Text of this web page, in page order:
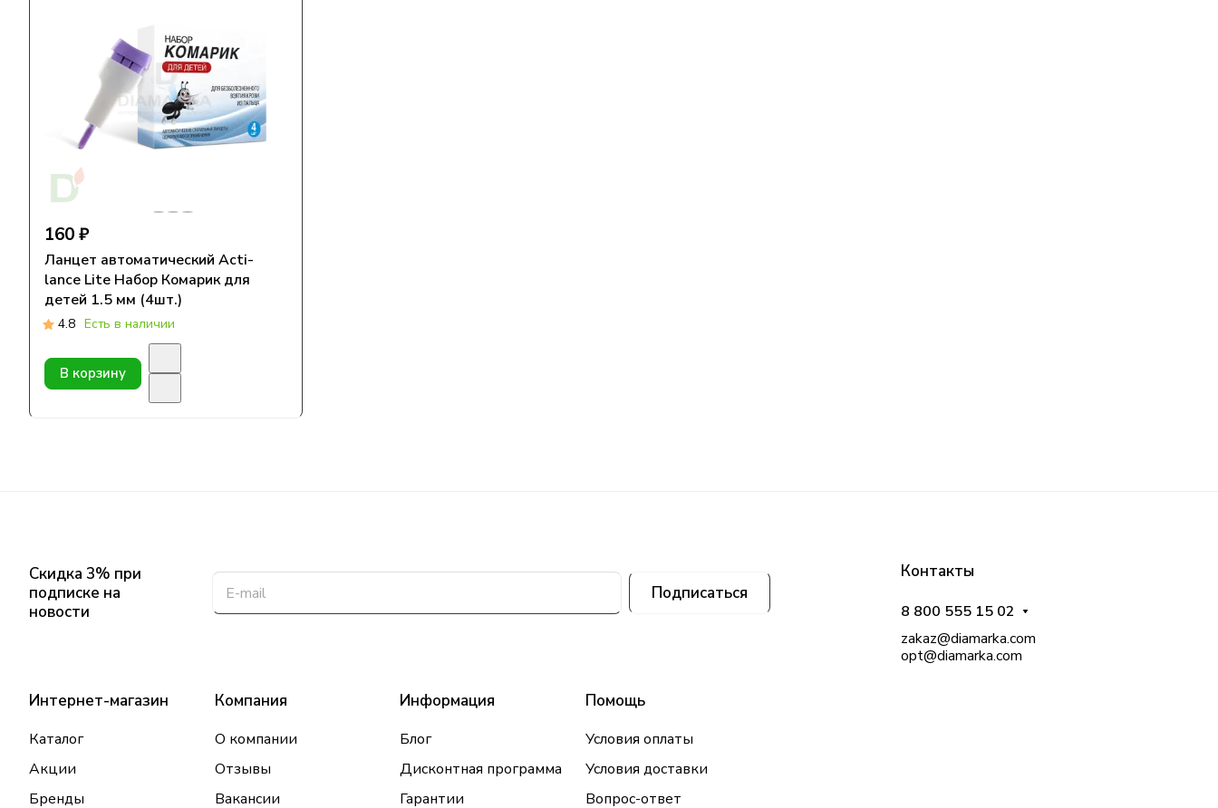
160 ₽
Ланцет автоматический Acti-
lance Lite Набор Комарик для
детей 1.5 мм (4шт.)
4.8 Есть в наличии
В корзину
Скидка 3% при
подписке на
новости
Подписаться
Интернет-магазин
Каталог
Акции
Бренды
Компания
О компании
Отзывы
Вакансии
Информация
Блог
Дисконтная программа
Гарантии
Помощь
Условия оплаты
Условия доставки
Вопрос-ответ
Контакты
8 800 555 15 02
zakaz@diamarka.com
opt@diamarka.com